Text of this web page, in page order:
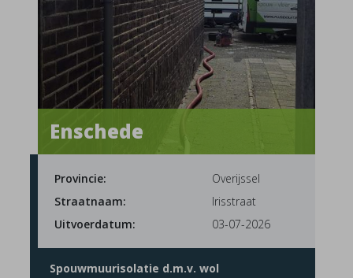
Enschede
Provincie:
Overijssel
Straatnaam:
Irisstraat
Uitvoerdatum:
03-07-2026
Spouwmuurisolatie d.m.v. wol